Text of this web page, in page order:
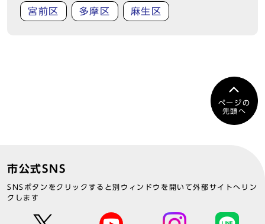
宮前区 多摩区 麻生区
ページの
先頭へ
市公式SNS
SNSボタンをクリックすると別ウィンドウを開いて外部サイトへリン
クします